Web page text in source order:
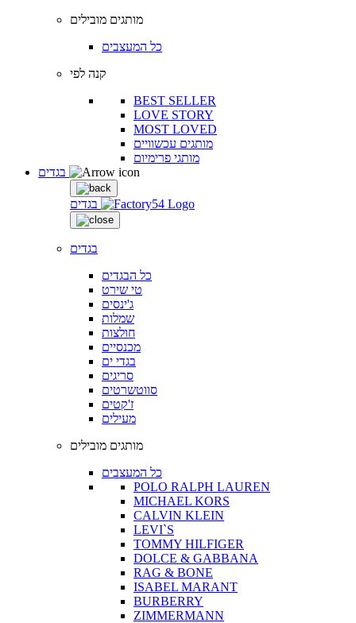
מותגים מובילים
כל המעצבים
קנה לפי
BEST SELLER
LOVE STORY
MOST LOVED
מותגים עכשוויים
מותגי פרימיום
בגדים
בגדים
כל הבגדים
טי שירט
ג'ינסים
שמלות
חולצות
מכנסיים
בגדי ים
סריגים
סווטשרטים
ז'קטים
מעילים
מותגים מובילים
כל המעצבים
POLO RALPH LAUREN
MICHAEL KORS
CALVIN KLEIN
LEVI`S
TOMMY HILFIGER
DOLCE & GABBANA
RAG & BONE
ISABEL MARANT
BURBERRY
ZIMMERMANN